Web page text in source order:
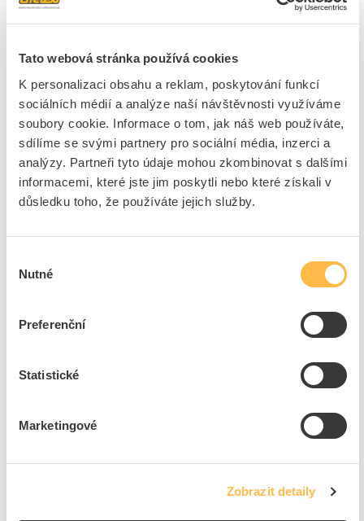
Tato webová stránka používá cookies
K personalizaci obsahu a reklam, poskytování funkcí
sociálních médií a analýze naší návštěvnosti využíváme
soubory cookie. Informace o tom, jak náš web používáte,
sdílíme se svými partnery pro sociální média, inzerci a
analýzy. Partneři tyto údaje mohou zkombinovat s dalšími
informacemi, které jste jim poskytli nebo které získali v
důsledku toho, že používáte jejich služby.
souhlasu
Nutné
Preferenční
Statistické
Marketingové
Zobrazit detaily
H1Z2Z2-K - zesítěný fotovoltaický (PV)/solární kabel podle EN
50618, odolný proti UV/ozónu, UL Crushing- & Impact-Resistance
do země, CPR Dca
AD8 - trvalé ponoření
Test mechanické odolnosti při uložení do země podle UL 854
Crushing- & Impact-Resistance Test
CPR klasifikace Dca
Značka LAPP